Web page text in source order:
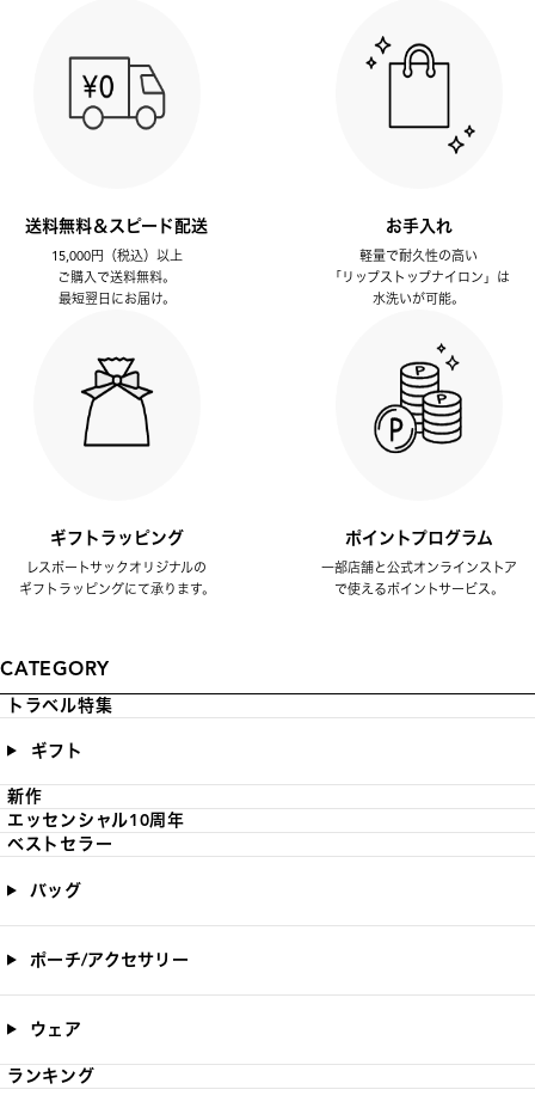
送料無料＆スピード配送
15,000円（税込）以上
ご購入で送料無料。
最短翌日にお届け。
お手入れ
軽量で耐久性の高い
「リップストップナイロン」は
水洗いが可能。
ギフトラッピング
レスポートサックオリジナルの
ギフトラッピングにて承ります。
ポイントプログラム
一部店舗と公式オンラインストア
で使えるポイントサービス。
CATEGORY
トラベル特集
ギフト
新作
エッセンシャル10周年
ベストセラー
バッグ
ポーチ/アクセサリー
ウェア
ランキング